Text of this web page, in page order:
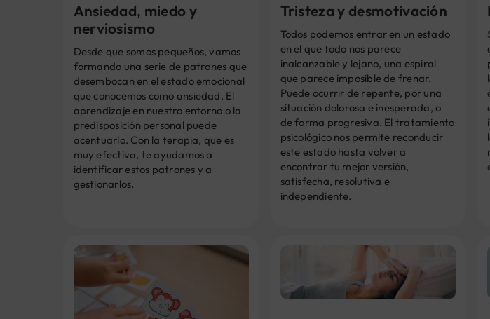
Ansiedad, miedo y
nerviosismo
Desde que somos pequeños, vamos
formando una serie de patrones que
desembocan en el estado emocional
que conocemos como ansiedad. El
aprendizaje en nuestro entorno o la
predisposición personal puede
acentuarlo. Con la terapia, que es
muy efectiva, te ayudamos a
identificar estos patrones y a
gestionarlos.
Tristeza y desmotivación
Todos podemos entrar en un estado
en el que todo nos parece
inalcanzable y lejano, una espiral
que parece imposible de frenar.
Puede ocurrir de repente, por una
situación dolorosa e inesperada, o
de forma progresiva. El tratamiento
psicológico nos permite reconducir
este estado hasta volver a
encontrar tu mejor versión,
satisfecha, resolutiva e
independiente.